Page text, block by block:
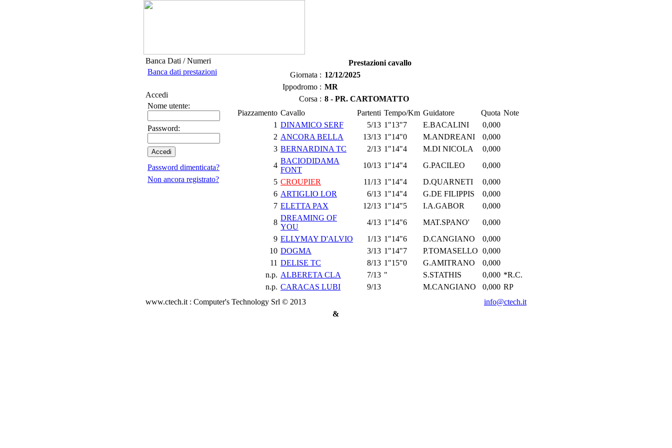
Banca Dati / Numeri
Banca dati prestazioni
Accedi
Nome utente:
Password:
Password dimenticata?
Non ancora registrato?
Prestazioni cavallo
Giornata : 12/12/2025
Ippodromo : MR
Corsa : 8 - PR. CARTOMATTO
Piazzamento Cavallo Partenti Tempo/Km Guidatore Quota Note
1 DINAMICO SERF 5/13 1"13"7 E.BACALINI
0,000
2 ANCORA BELLA 13/13 1"14"0 M.ANDREANI
0,000
3 BERNARDINA TC 2/13 1"14"4 M.DI NICOLA
0,000
4
BACIODIDAMA
FONT
10/13 1"14"4 G.PACILEO
0,000
5 CROUPIER 11/13 1"14"4 D.QUARNETI
0,000
6 ARTIGLIO LOR 6/13 1"14"4 G.DE FILIPPIS
0,000
7 ELETTA PAX 12/13 1"14"5 I.A.GABOR
0,000
8
DREAMING OF
YOU
4/13 1"14"6 MAT.SPANO'
0,000
9 ELLYMAY D'ALVIO 1/13 1"14"6 D.CANGIANO
0,000
10 DOGMA 3/13 1"14"7 P.TOMASELLO 0,000
11 DELISE TC 8/13 1"15"0 G.AMITRANO
0,000
n.p. ALBERETA CLA 7/13 " S.STATHIS 0,000 *R.C.
n.p. CARACAS LUBI 9/13 M.CANGIANO 0,000 RP
www.ctech.it : Computer's Technology Srl © 2013
info@ctech.it
&